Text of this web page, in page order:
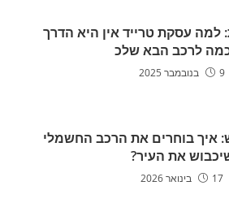
למה עסקת טרייד אין היא הדרך
לרכב הבא שלכ
9 בנובמבר 2025
איך בוחרים את הרכב החשמלי
את העיר?
17 בינואר 2026